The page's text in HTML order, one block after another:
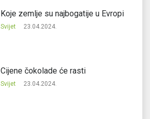
Koje zemlje su najbogatije u Evropi
Svijet 23.04.2024.
Cijene čokolade će rasti
Svijet 23.04.2024.